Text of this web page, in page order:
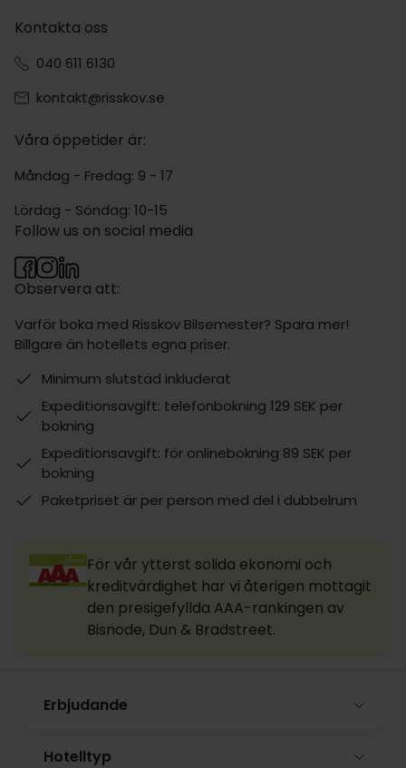
Kontakta oss
040 611 6130
kontakt@risskov.se
Våra öppetider är:
Måndag - Fredag: 9 - 17
Lördag - Söndag: 10-15
Observera att:
Varför boka med Risskov Bilsemester? Spara mer!
Billgare än hotellets egna priser.
Minimum slutstäd inkluderat
Expeditionsavgift: telefonbokning 129 SEK per
bokning
Expeditionsavgift: för onlinebokning 89 SEK per
bokning
Paketpriset är per person med del i dubbelrum
Follow us on social media
För vår ytterst solida ekonomi och
kreditvärdighet har vi återigen mottagit
den presigefyllda AAA-rankingen av
Bisnode, Dun & Bradstreet.
Erbjudande
Hotelltyp